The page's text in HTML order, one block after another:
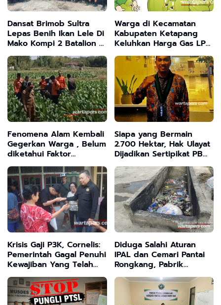
Dansat Brimob Sultra
Lepas Benih Ikan Lele Di
Mako Kompi 2 Batalion C
Peloper Dukung
ketahanan Pangan
Nasional
Warga di Kecamatan
Kabupaten Ketapang
Keluhkan Harga Gas LPG
3 Kg di Jual Pangkalan
Masih di Atas HET
Fenomena Alam Kembali
Gegerkan Warga , Belum
diketahui Faktor
Penyebab Suara
Siapa yang Bermain
2.700 Hektar, Hak Ulayat
Dijadikan Sertipikat PB
HMI MPO Desak APH
Usut Tuntas Mafia Tanah
Dikonawe
Krisis Gaji P3K, Cornelis:
Pemerintah Gagal Penuhi
Kewajiban Yang Telah
Disepakati
Diduga Salahi Aturan
IPAL dan Cemari Pantai
Rongkang, Pabrik
Kepiting di Bangkalan
Terancam Sanksi Berat